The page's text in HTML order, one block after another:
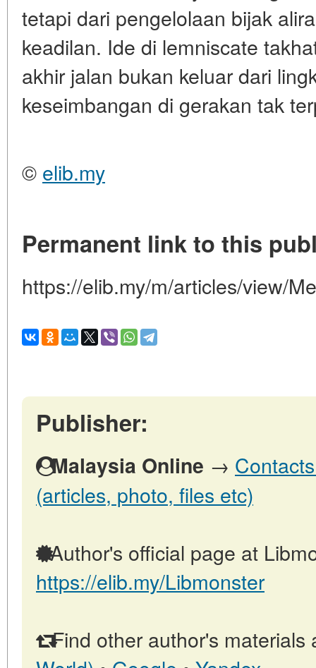
tetapi dari pengelolaan bijak
keadilan. Ide di lemniscate
akhir jalan bukan keluar dari
keseimbangan di gerakan tak
© elib.my
Permanent link to this
https://elib.my/m/articles/view/
Publisher:
Malaysia Online →
(articles, photo, files etc)
Author's official page at
https://elib.my/Libmonster
Find other author's materials